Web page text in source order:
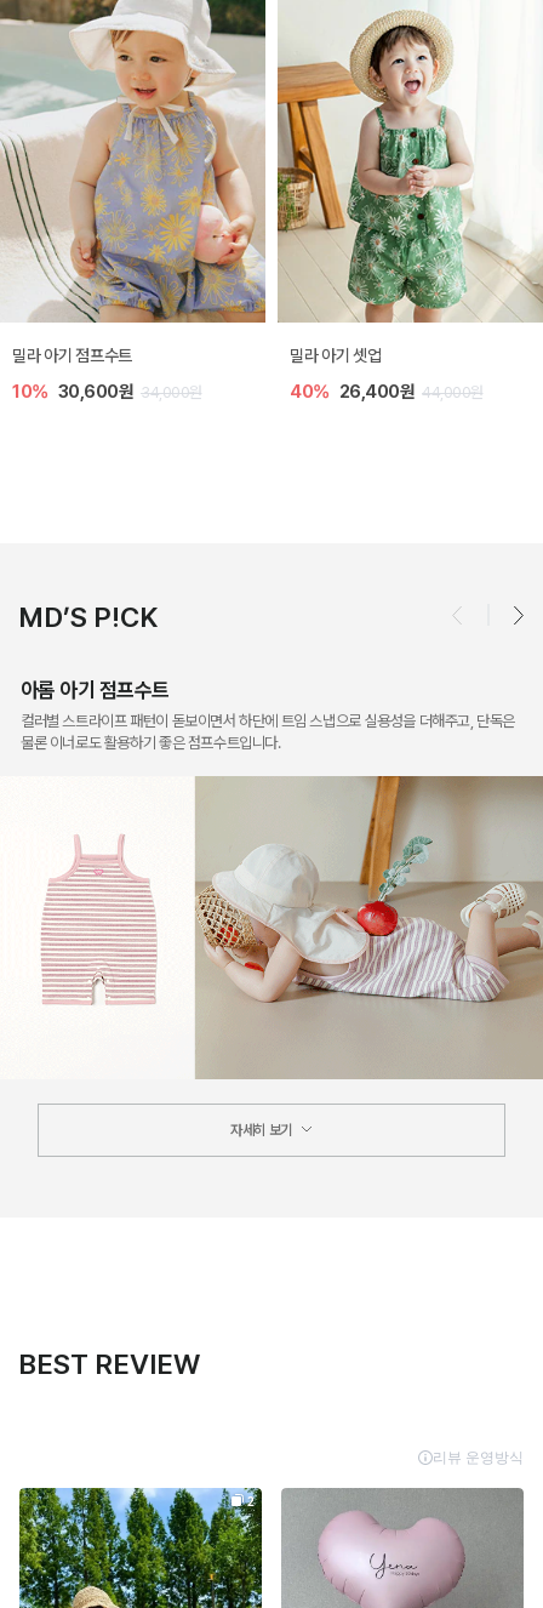
토닉 아기 민소매 티셔츠
20% 11,200원 14,000원
베티 니트 아기 민소매 티셔츠
10% 24,300원 27,000원
MD’S P!CK
아롬 아기 점프수트
컬러별 스트라이프 패턴이 돋보이면서 하단에 트임 스냅으로 실용성을 더해주고, 단독은
물론 이너로도 활용하기 좋은 점프수트입니다.
자세히 보기
BEST REVIEW